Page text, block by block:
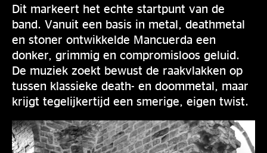
Dit markeert het echte startpunt van de
band. Vanuit een basis in metal, deathmetal
en stoner ontwikkelde Mancuerda een
donker, grimmig en compromisloos geluid.
De muziek zoekt bewust de raakvlakken op
tussen klassieke death- en doommetal, maar
krijgt tegelijkertijd een smerige, eigen twist.